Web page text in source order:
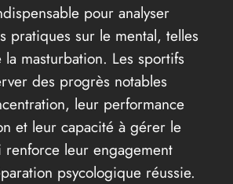
pour analyser
pratiques sur le mental, telles
la masturbation. Les sportifs
des progrès notables
leur performance
et leur capacité à gérer le
leur engagement
psycologique réussie.